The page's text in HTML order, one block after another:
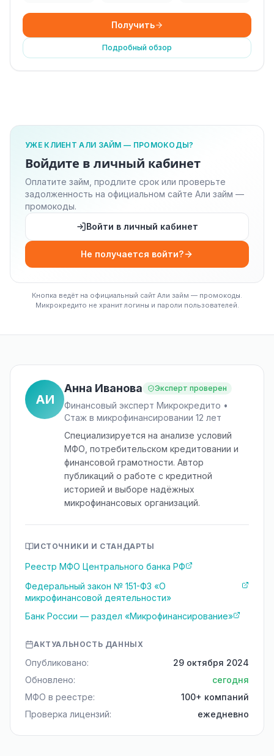
Получить
Подробный обзор
УЖЕ КЛИЕНТ АЛИ ЗАЙМ — ПРОМОКОДЫ?
Войдите в личный кабинет
Оплатите займ, продлите срок или проверьте
задолженность на официальном сайте Али займ —
промокоды.
Войти в личный кабинет
Не получается войти?
Кнопка ведёт на официальный сайт Али займ — промокоды.
Микрокредито не хранит логины и пароли пользователей.
АИ
Анна Иванова Эксперт проверен
Финансовый эксперт Микрокредито •
Стаж в микрофинансировании 12 лет
Специализируется на анализе условий
МФО, потребительском кредитовании и
финансовой грамотности. Автор
публикаций о работе с кредитной
историей и выборе надёжных
микрофинансовых организаций.
ИСТОЧНИКИ И СТАНДАРТЫ
Реестр МФО Центрального банка РФ
Федеральный закон № 151-ФЗ «О
микрофинансовой деятельности»
Банк России — раздел «Микрофинансирование»
АКТУАЛЬНОСТЬ ДАННЫХ
Опубликовано:
29 октября 2024
Обновлено:
сегодня
МФО в реестре:
100+ компаний
Проверка лицензий:
ежедневно